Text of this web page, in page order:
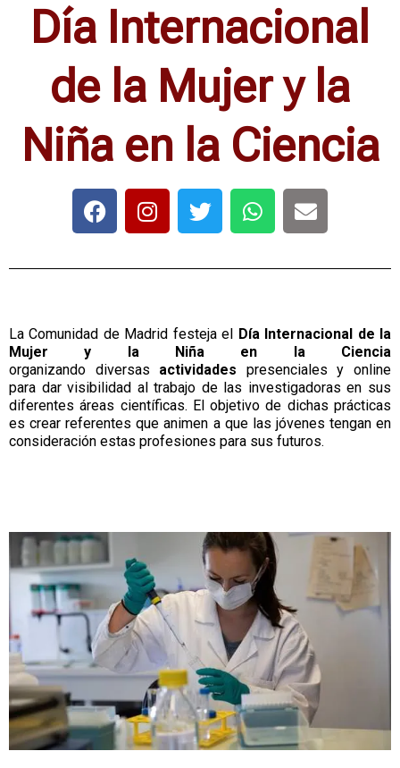
Día Internacional
de la Mujer y la
Niña en la Ciencia
La Comunidad de Madrid festeja el Día Internacional de la
Mujer y la Niña en la Ciencia
organizando diversas actividades presenciales y online
para dar visibilidad al trabajo de las investigadoras en sus
diferentes áreas científicas. El objetivo de dichas prácticas
es crear referentes que animen a que las jóvenes tengan en
consideración estas profesiones para sus futuros.